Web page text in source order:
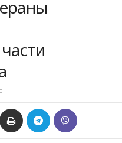
0